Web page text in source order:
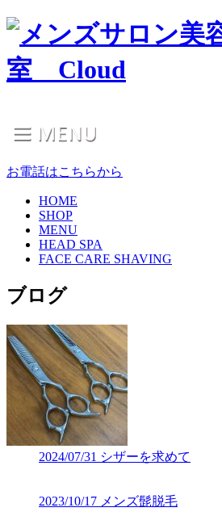
お電話はこちらから
HOME
SHOP
MENU
HEAD SPA
FACE CARE SHAVING
ブログ
2024/07/31 シザーを求めて
2023/10/17 メンズ髭脱毛